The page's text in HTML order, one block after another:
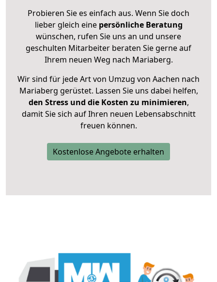
Probieren Sie es einfach aus. Wenn Sie doch
lieber gleich eine persönliche Beratung
wünschen, rufen Sie uns an und unsere
geschulten Mitarbeiter beraten Sie gerne auf
Ihrem neuen Weg nach Mariaberg.
Wir sind für jede Art von Umzug von Aachen nach
Mariaberg gerüstet. Lassen Sie uns dabei helfen,
den Stress und die Kosten zu minimieren,
damit Sie sich auf Ihren neuen Lebensabschnitt
freuen können.
Kostenlose Angebote erhalten